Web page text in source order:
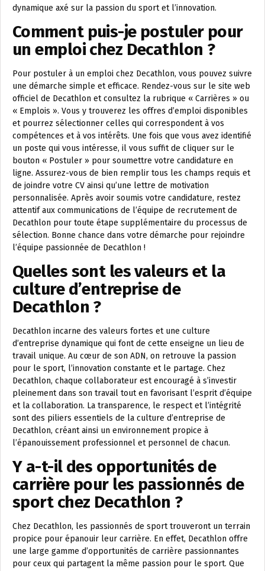
dynamique axé sur la passion du sport et l’innovation.
Comment puis-je postuler pour
un emploi chez Decathlon ?
Pour postuler à un emploi chez Decathlon, vous pouvez suivre
une démarche simple et efficace. Rendez-vous sur le site web
officiel de Decathlon et consultez la rubrique « Carrières » ou
« Emplois ». Vous y trouverez les offres d’emploi disponibles
et pourrez sélectionner celles qui correspondent à vos
compétences et à vos intérêts. Une fois que vous avez identifié
un poste qui vous intéresse, il vous suffit de cliquer sur le
bouton « Postuler » pour soumettre votre candidature en
ligne. Assurez-vous de bien remplir tous les champs requis et
de joindre votre CV ainsi qu’une lettre de motivation
personnalisée. Après avoir soumis votre candidature, restez
attentif aux communications de l’équipe de recrutement de
Decathlon pour toute étape supplémentaire du processus de
sélection. Bonne chance dans votre démarche pour rejoindre
l’équipe passionnée de Decathlon !
Quelles sont les valeurs et la
culture d’entreprise de
Decathlon ?
Decathlon incarne des valeurs fortes et une culture
d’entreprise dynamique qui font de cette enseigne un lieu de
travail unique. Au cœur de son ADN, on retrouve la passion
pour le sport, l’innovation constante et le partage. Chez
Decathlon, chaque collaborateur est encouragé à s’investir
pleinement dans son travail tout en favorisant l’esprit d’équipe
et la collaboration. La transparence, le respect et l’intégrité
sont des piliers essentiels de la culture d’entreprise de
Decathlon, créant ainsi un environnement propice à
l’épanouissement professionnel et personnel de chacun.
Y a-t-il des opportunités de
carrière pour les passionnés de
sport chez Decathlon ?
Chez Decathlon, les passionnés de sport trouveront un terrain
propice pour épanouir leur carrière. En effet, Decathlon offre
une large gamme d’opportunités de carrière passionnantes
pour ceux qui partagent la même passion pour le sport. Que